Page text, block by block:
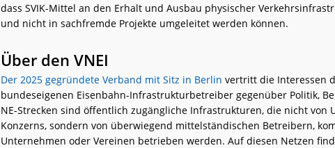
dass SVIK-Mittel an den Erhalt und Ausbau physischer
und nicht in sachfremde Projekte umgeleitet werden können.
Über den VNEI
Der 2025 gegründete Verband mit Sitz in Berlin vertritt die Interessen
bundeseigenen Eisenbahn-Infrastrukturbetreiber gegenüber Politik,
NE-Strecken sind öffentlich zugängliche Infrastrukturen, die nicht von
Konzerns, sondern von überwiegend mittelständischen Betreibern,
Unternehmen oder Vereinen betrieben werden. Auf diesen Netzen